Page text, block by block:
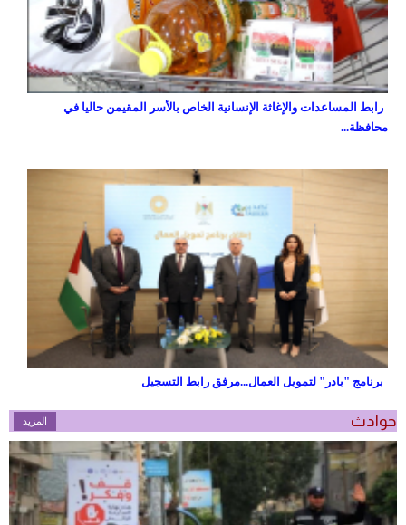
رابط المساعدات والإغاثة الإنسانية الخاص بالأسر المقيمن حاليا في
محافظة...
برنامج "بادر" لتمويل العمال...مرفق رابط التسجيل
حوادث المزيد